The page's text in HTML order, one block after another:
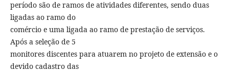
período são de ramos de atividades diferentes, sendo duas
ligadas ao ramo do
comércio e uma ligada ao ramo de prestação de serviços.
Após a seleção de 5
monitores discentes para atuarem no projeto de extensão e o
devido cadastro das